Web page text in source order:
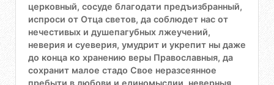
церковный, сосуде благодати предъизбранный,
испроси от Отца светов, да соблюдет нас от
нечестивых и душепагубных лжеучений,
неверия и суеверия, умудрит и укрепит ны даже
до конца ко хранению веры Православныя, да
сохранит малое стадо Свое неразсеянное